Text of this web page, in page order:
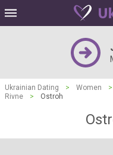
Ukrainian Dating > Women >
Rivne
> Ostroh